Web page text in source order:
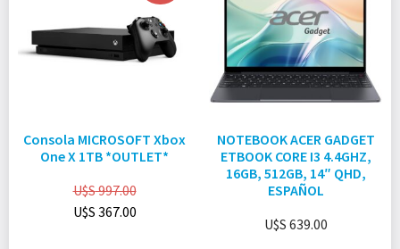
Consola MICROSOFT Xbox
One X 1TB *OUTLET*
U$S997.00
U$S 367.00
NOTEBOOK ACER GADGET
ETBOOK CORE I3 4.4GHZ,
16GB, 512GB, 14″ QHD,
ESPAÑOL
U$S 639.00